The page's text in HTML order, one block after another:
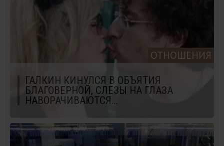
ОТНОШЕНИЯ
ГАЛКИН КИНУЛСЯ В ОБЪЯТИЯ
БЛАГОВЕРНОЙ, СЛЕЗЫ НА ГЛАЗА
НАВОРАЧИВАЮТСЯ…